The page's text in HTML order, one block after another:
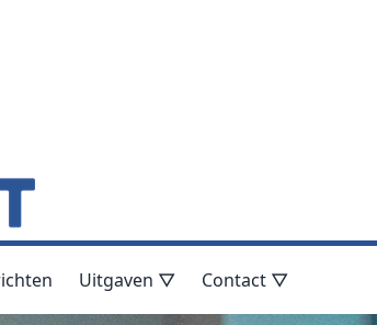
Uitgaven ▽ Contact ▽